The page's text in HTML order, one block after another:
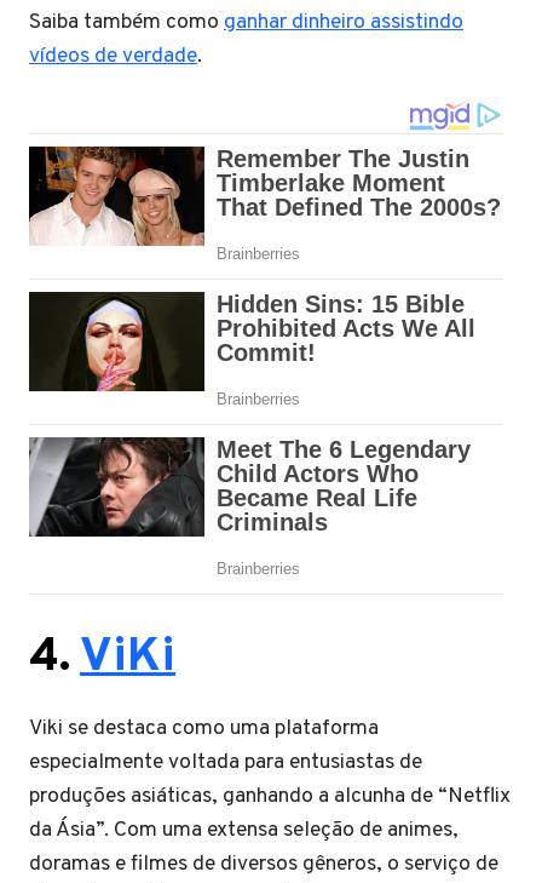
Saiba também como ganhar dinheiro assistindo
vídeos de verdade.
4.ViKi
Viki se destaca como uma plataforma
especialmente voltada para entusiastas de
produções asiáticas, ganhando a alcunha de “Netflix
da Ásia”. Com uma extensa seleção de animes,
doramas e filmes de diversos gêneros, o serviço de